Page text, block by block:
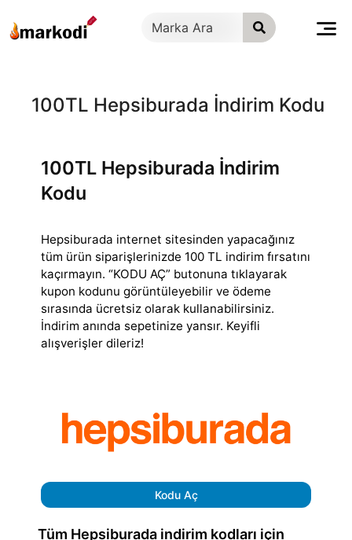
geç
100TL Hepsiburada İndirim Kodu
100TL Hepsiburada İndirim
Kodu
Hepsiburada internet sitesinden yapacağınız
tüm ürün siparişlerinizde 100 TL indirim fırsatını
kaçırmayın. “KODU AÇ” butonuna tıklayarak
kupon kodunu görüntüleyebilir ve ödeme
sırasında ücretsiz olarak kullanabilirsiniz.
İndirim anında sepetinize yansır. Keyifli
alışverişler dileriz!
Kodu Aç
Tüm Hepsiburada indirim kodları için